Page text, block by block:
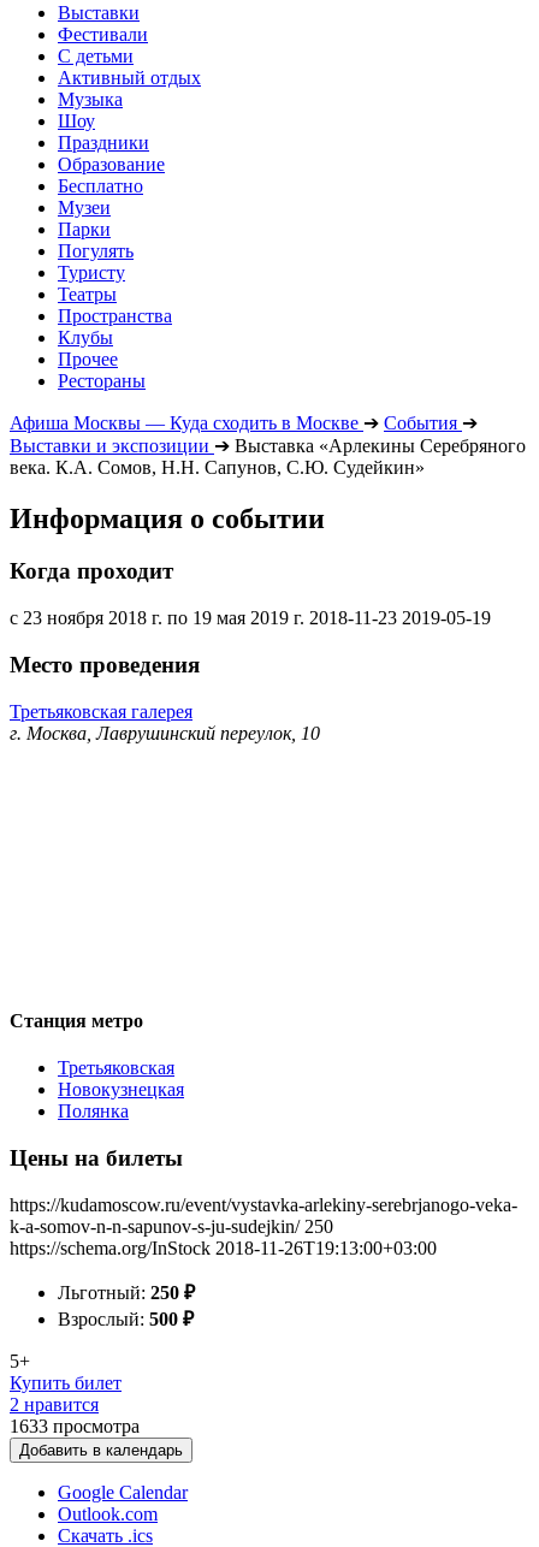
Выставки
Фестивали
С детьми
Активный отдых
Музыка
Шоу
Праздники
Образование
Бесплатно
Музеи
Парки
Погулять
Туристу
Театры
Пространства
Клубы
Прочее
Рестораны
Афиша Москвы — Куда сходить в Москве ➔ События ➔
Выставки и экспозиции ➔ Выставка «Арлекины Серебряного
века. К.А. Сомов, Н.Н. Сапунов, С.Ю. Судейкин»
Информация о событии
Когда проходит
с 23 ноября 2018 г. по 19 мая 2019 г. 2018-11-23 2019-05-19
Место проведения
Третьяковская галерея
г. Москва, Лаврушинский переулок, 10
Станция метро
Третьяковская
Новокузнецкая
Полянка
Цены на билеты
https://kudamoscow.ru/event/vystavka-arlekiny-serebrjanogo-veka-
k-a-somov-n-n-sapunov-s-ju-sudejkin/ 250
https://schema.org/InStock 2018-11-26T19:13:00+03:00
Льготный: 250 ₽
Взрослый: 500 ₽
5+
Купить билет
2 нравится
1633 просмотра
Добавить в календарь
Google Calendar
Outlook.com
Скачать .ics